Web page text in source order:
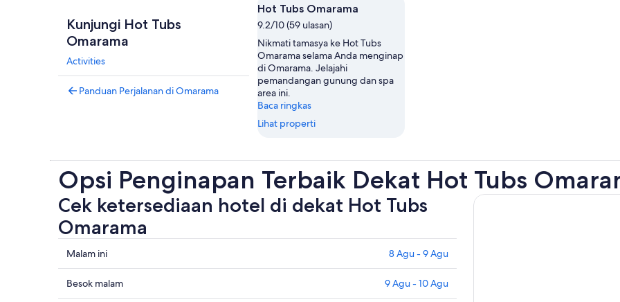
Kunjungi Hot Tubs
Omarama
Activities
Panduan Perjalanan di Omarama
Hot Tubs Omarama
9.2/10 (59 ulasan)
Nikmati tamasya ke Hot Tubs
Omarama selama Anda menginap
di Omarama. Jelajahi
pemandangan gunung dan spa
area ini.
Baca ringkas
Lihat properti
Opsi Penginapan Terbaik Dekat Hot Tubs
Cek ketersediaan hotel di dekat Hot Tubs
Omarama
Periksa
semua
harga
di
Malam ini 8 Agu - 9 Agu
Periksa
harga
Besok malam 9 Agu - 10 Agu